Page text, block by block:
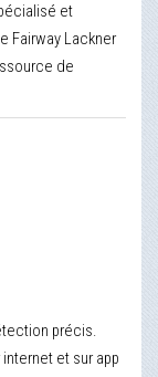
et
Fairway Lackner
de
précis.
et sur app